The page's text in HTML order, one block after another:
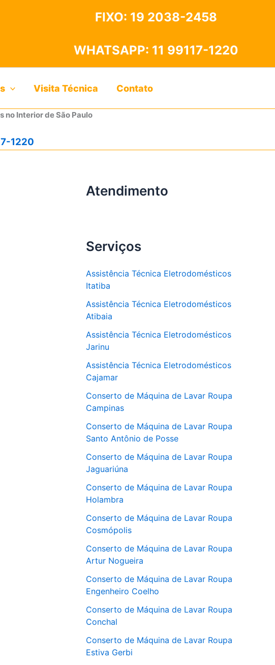
FIXO: 19 2038-2458
WHATSAPP: 11 99117-1220
Visita Técnica Contato
no Interior de São Paulo
1220
Atendimento
Serviços
Assistência Técnica Eletrodomésticos
Itatiba
Assistência Técnica Eletrodomésticos
Atibaia
Assistência Técnica Eletrodomésticos
Jarinu
Assistência Técnica Eletrodomésticos
Cajamar
Conserto de Máquina de Lavar Roupa
Campinas
Conserto de Máquina de Lavar Roupa
Santo Antônio de Posse
Conserto de Máquina de Lavar Roupa
Jaguariúna
Conserto de Máquina de Lavar Roupa
Holambra
Conserto de Máquina de Lavar Roupa
Cosmópolis
Conserto de Máquina de Lavar Roupa
Artur Nogueira
Conserto de Máquina de Lavar Roupa
Engenheiro Coelho
Conserto de Máquina de Lavar Roupa
Conchal
Conserto de Máquina de Lavar Roupa
Estiva Gerbi